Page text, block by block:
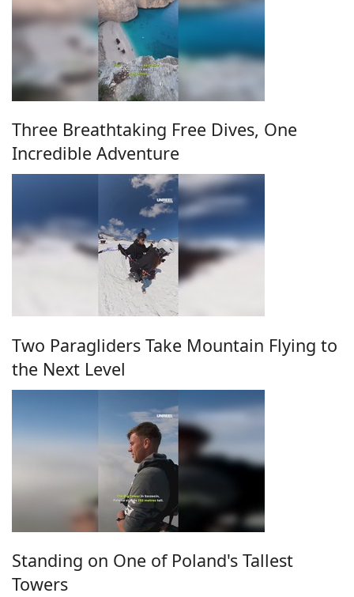
Three Breathtaking Free Dives, One
Incredible Adventure
Two Paragliders Take Mountain Flying to
the Next Level
Standing on One of Poland's Tallest
Towers